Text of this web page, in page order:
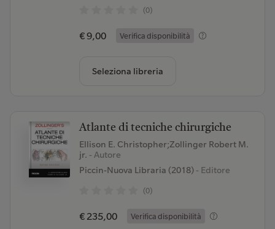
(0)
€ 9,00 Verifica disponibilità
Seleziona libreria
Atlante di tecniche chirurgiche
Ellison E. Christopher;Zollinger Robert M.
jr. - Autore
Piccin-Nuova Libraria (2018)- Editore
(0)
€ 235,00 Verifica disponibilità